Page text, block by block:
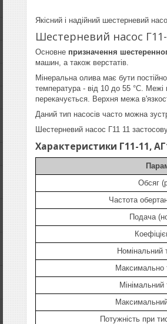
Якісний і надійний шестерневий
Шестерневий насос
Основне призначення
машин, а також верстатів.
Мінеральна олива має бути
температура - від 10 до 55 °С. Межі
перекачується. Верхня межа
Даний тип насосів часто можна
Шестерневий насос Г11 11
Характеристики Г11-11,
Обсяг
Частота
Подача
Номінальний
Максимально
Мінімальний
Потужність при